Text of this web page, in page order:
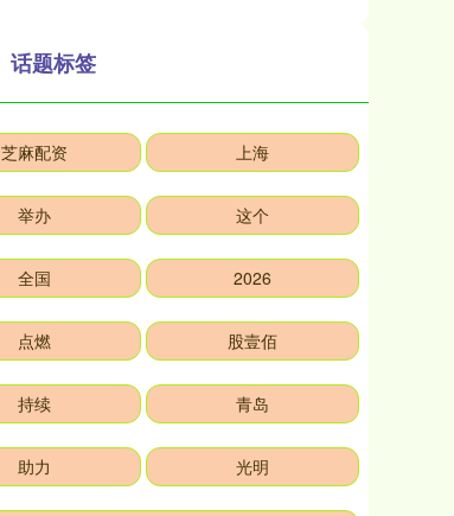
话题标签
芝麻配资 上海
举办 这个
全国 2026
点燃 股壹佰
持续 青岛
助力 光明